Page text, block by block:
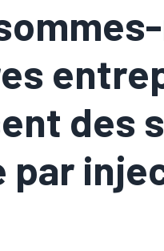
des
par